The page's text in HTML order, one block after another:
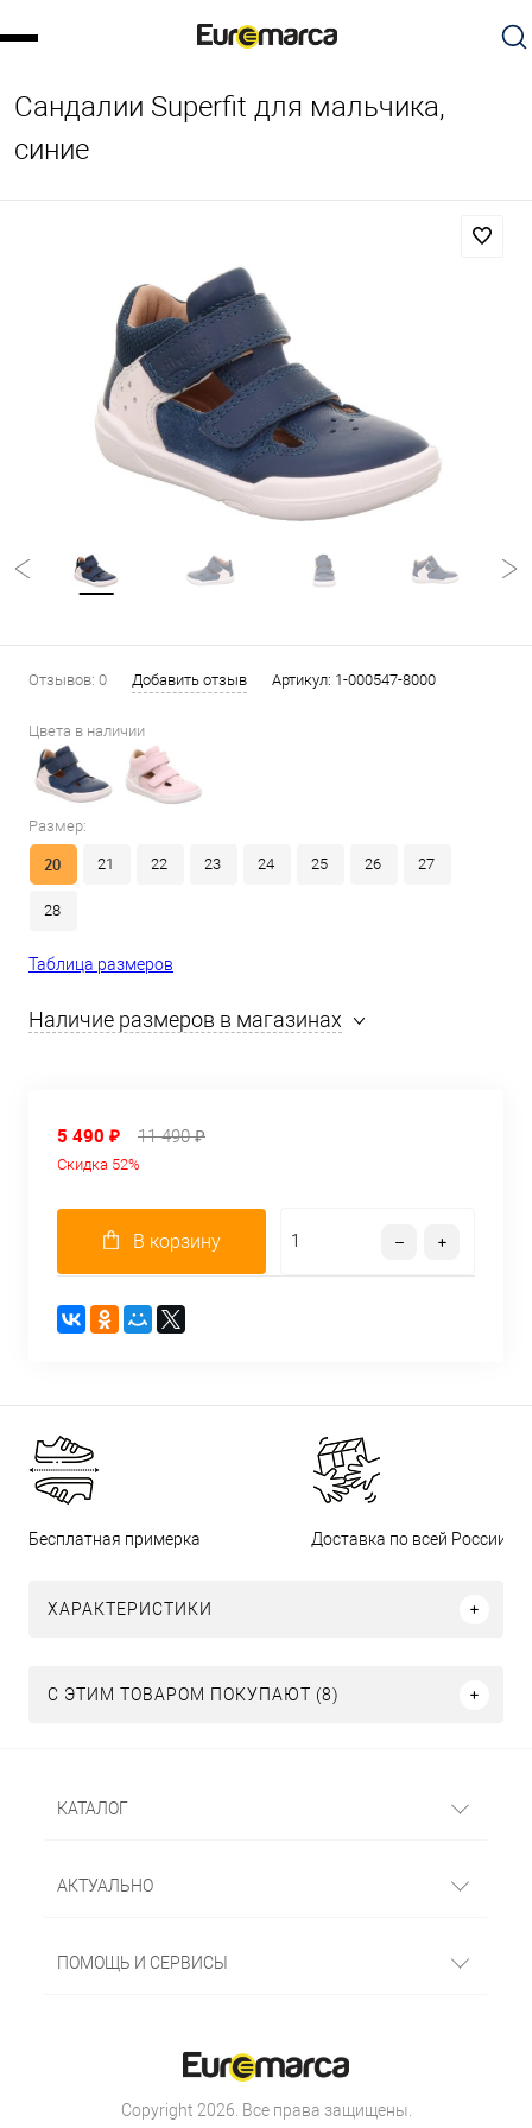
Сандалии Superfit для мальчика,
синие
Отзывов: 0 Добавить отзыв Артикул: 1-000547-8000
Цвета в наличии
Размер:
20 21 22 23 24 25 26 27
28
Таблица размеров
Наличие размеров в магазинах
5 490 ₽ 11 490 ₽
Скидка 52%
В корзину
Бесплатная примерка Доставка по всей России
ХАРАКТЕРИСТИКИ
С ЭТИМ ТОВАРОМ ПОКУПАЮТ (8)
КАТАЛОГ
АКТУАЛЬНО
ПОМОЩЬ И СЕРВИСЫ
Copyright 2026. Все права защищены.